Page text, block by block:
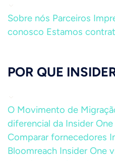
Sobre nós Parceiros
conosco Estamos
POR QUE
O Movimento de
diferencial da Insider One
Comparar fornecedores
Bloomreach Insider One